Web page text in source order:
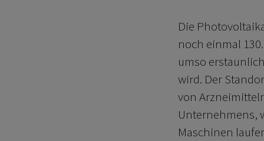
Die
noch einmal
umso
wird. Der
von
Unternehmens,
Maschinen